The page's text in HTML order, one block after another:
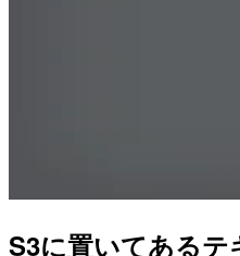
S3に置いてある